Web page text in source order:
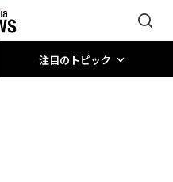
注目のトピック